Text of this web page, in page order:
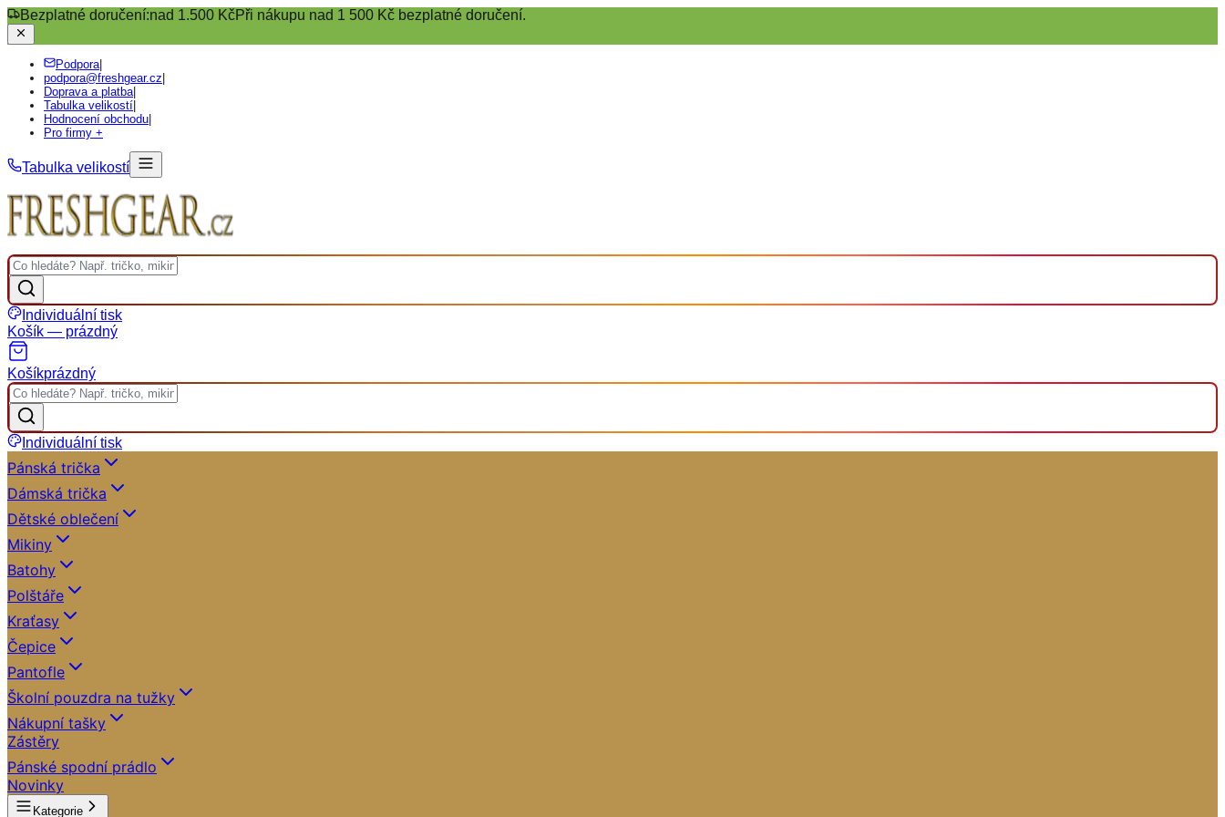
Bezplatné doručení:nad 1.500 KčPři nákupu nad 1 500 Kč bezplatné doručení.
Podpora|
podpora@freshgear.cz
Doprava a platba|
Tabulka velikostí
Hodnocení obchodu
Pro firmy +
Tabulka velikostí
Individuální tisk
Košík — prázdný
Košíkprázdný
Individuální tisk
Pánská trička
Dámská trička
Dětské oblečení
Mikiny
Batohy
Polštáře
Kraťasy
Čepice
Pantofle
Školní pouzdra na tužky
Nákupní tašky
Zástěry
Pánské spodní prádlo
Novinky
Kategorie